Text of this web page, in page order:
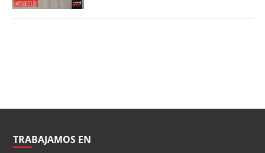
TRABAJAMOS EN